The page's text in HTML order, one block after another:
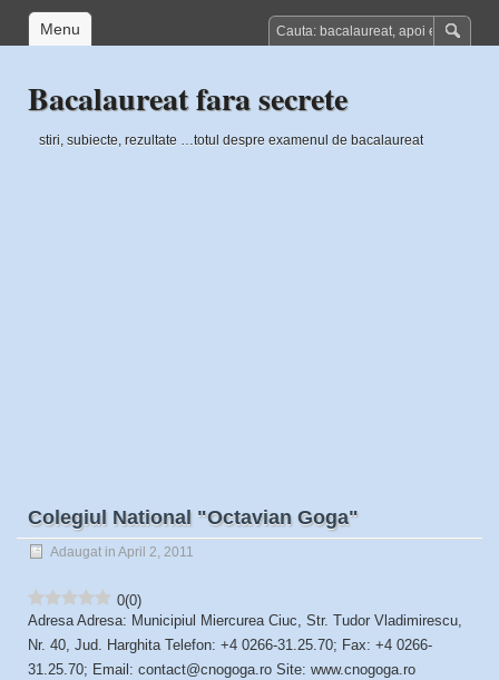
Menu
Bacalaureat fara secrete
stiri, subiecte, rezultate …totul despre examenul de bacalaureat
Colegiul National "Octavian Goga"
Adaugat in April 2, 2011
0(0)
Adresa Adresa: Municipiul Miercurea Ciuc, Str. Tudor Vladimirescu,
Nr. 40, Jud. Harghita Telefon: +4 0266-31.25.70; Fax: +4 0266-
31.25.70; Email: contact@cnogoga.ro Site: www.cnogoga.ro